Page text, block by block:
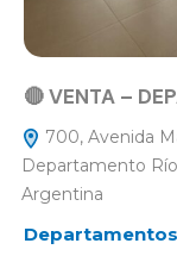
🔴 VENTA –
700, Avenida
Departamento
Argentina
Departamentos